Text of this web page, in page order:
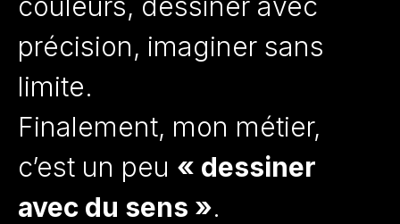
précision, imaginer sans
limite.
Finalement, mon métier,
c’est un peu « dessiner
avec du sens ».